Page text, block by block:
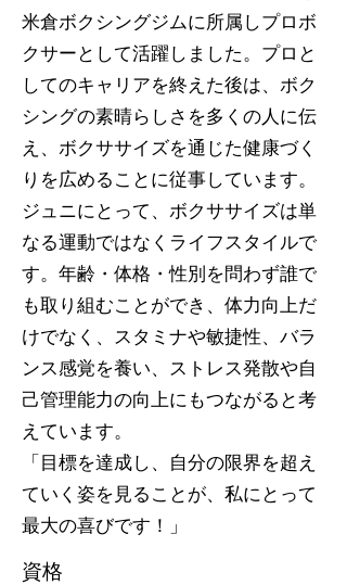
米倉ボクシングジムに所属しプロボ
クサーとして活躍しました。プロと
してのキャリアを終えた後は、ボク
シングの素晴らしさを多くの人に伝
え、ボクササイズを通じた健康づく
りを広めることに従事しています。
ジュニにとって、ボクササイズは単
なる運動ではなくライフスタイルで
す。年齢・体格・性別を問わず誰で
も取り組むことができ、体力向上だ
けでなく、スタミナや敏捷性、バラ
ンス感覚を養い、ストレス発散や自
己管理能力の向上にもつながると考
えています。
「目標を達成し、自分の限界を超え
ていく姿を見ることが、私にとって
最大の喜びです！」
資格